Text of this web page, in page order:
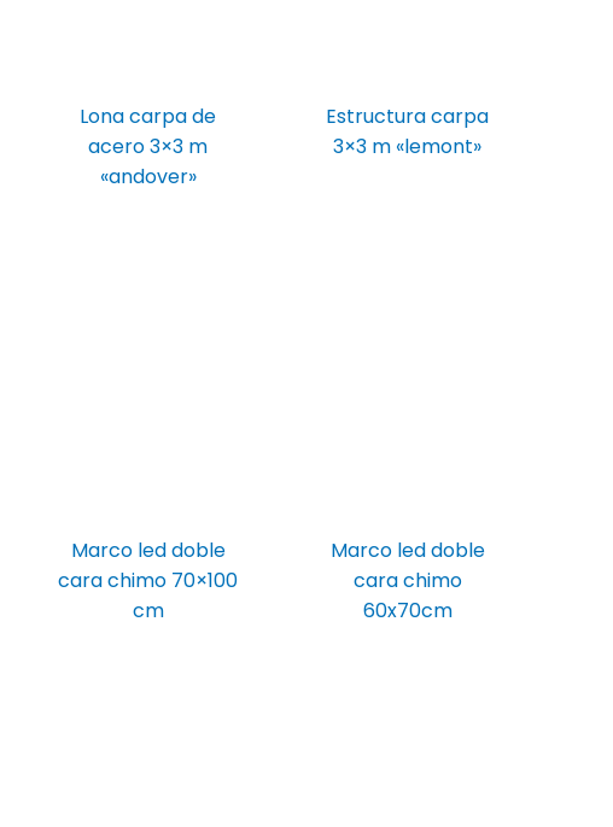
Lona carpa de
acero 3×3 m
«andover»
Estructura carpa
3×3 m «lemont»
Marco led doble
cara chimo 70×100
cm
Marco led doble
cara chimo
60x70cm